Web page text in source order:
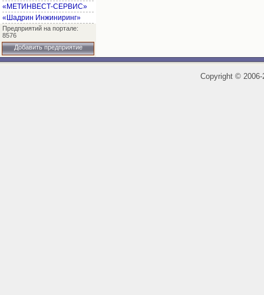
«МЕТИНВЕСТ-СЕРВИС»
«Шадрин Инжиниринг»
Предприятий на портале:
8576
Добавить предприятие
Copyright ©